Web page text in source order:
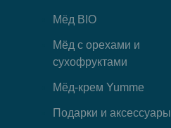
Мёд BIO
Мёд с орехами и
сухофруктами
Мёд-крем Yumme
Подарки и аксессуары